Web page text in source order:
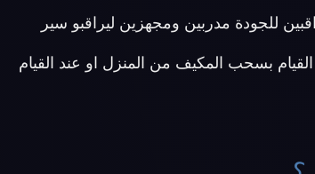
للجودة مدربين ومجهزين ليراقبو سير
بسحب المكيف من المنزل او عند القيام